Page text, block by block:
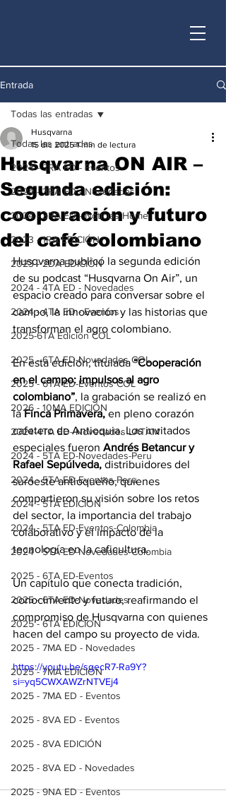
Entrada
Todas las entradas
2024 - 3RA ED - Eventos
2024 - 3RA ED - Novedades
2024 - 3RA ED - Noticias Home
2023 - 1RA EDICIÓN
2023 - 2DA EDICIÓN
2024 - 4TA ED - Novedades
2024 - 4TA ED - Eventos
2025-6TA Edición COL
2025 - 6TA ED-Novedades COL
2025 - 6TA ED-Eventos COL
2026 - 10MA EDICIÓN
2024-4TA ED- Novedades LATAM
2024 - 5TA ED-Novedades-Peru
2024 - 5TA ED-Eventos-Peru
2024 - 5TA EDICION
2024 - 5TA ED-Eventos-Colombia
2024 - 5TA ED-Novedades-Colombia
2025 - 6TA ED-Eventos
2025 - 6TA ED-Novedades
2025 - 6TA EDICION
2025 - 7MA ED - Novedades
2025 - 7MA EDICIÓN
2025 - 7MA ED - Eventos
2025 - 8VA ED - Eventos
2025 - 8VA EDICIÓN
2025 - 8VA ED - Novedades
2025 - 9NA ED - Eventos
Todas las entradas
Husqvarna ON AIR –
Segunda edición:
cooperación y futuro
del café colombiano
Husqvarna
15 dic 2025 1 min de lectura
Husqvarna publicó la segunda edición
de su podcast “Husqvarna On Air”, un
espacio creado para conversar sobre el
campo, la innovación y las historias que
transforman el agro colombiano.
En esta edición, titulada “Cooperación
en el campo: impulsos al agro
colombiano”, la grabación se realizó en
la Finca Primavera, en pleno corazón
cafetero de Antioquia. Los invitados
especiales fueron Andrés Betancur y
Rafael Sepúlveda, distribuidores del
suroeste antioqueño, quienes
compartieron su visión sobre los retos
del sector, la importancia del trabajo
colaborativo y el impacto de la
tecnología en la caficultura.
Un capítulo que conecta tradición,
conocimiento y futuro, reafirmando el
compromiso de Husqvarna con quienes
hacen del campo su proyecto de vida.
https://youtu.be/sgecR7-Ra9Y?
si=yq5CWXAWZrNTVEj4